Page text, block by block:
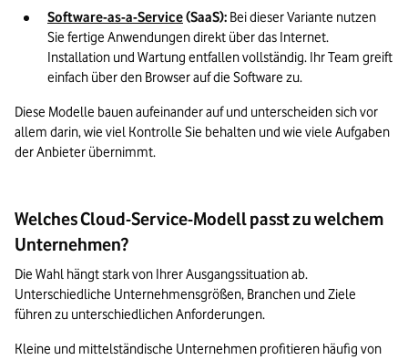
Software-as-a-Service (SaaS): Bei dieser Variante nutzen
Sie fertige Anwendungen direkt über das Internet.
Installation und Wartung entfallen vollständig. Ihr Team greift
einfach über den Browser auf die Software zu.
Diese Modelle bauen aufeinander auf und unterscheiden sich vor
allem darin, wie viel Kontrolle Sie behalten und wie viele Aufgaben
der Anbieter übernimmt.
Welches Cloud-Service-Modell passt zu welchem
Unternehmen?
Die Wahl hängt stark von Ihrer Ausgangssituation ab.
Unterschiedliche Unternehmensgrößen, Branchen und Ziele
führen zu unterschiedlichen Anforderungen.
Kleine und mittelständische Unternehmen profitieren häufig von